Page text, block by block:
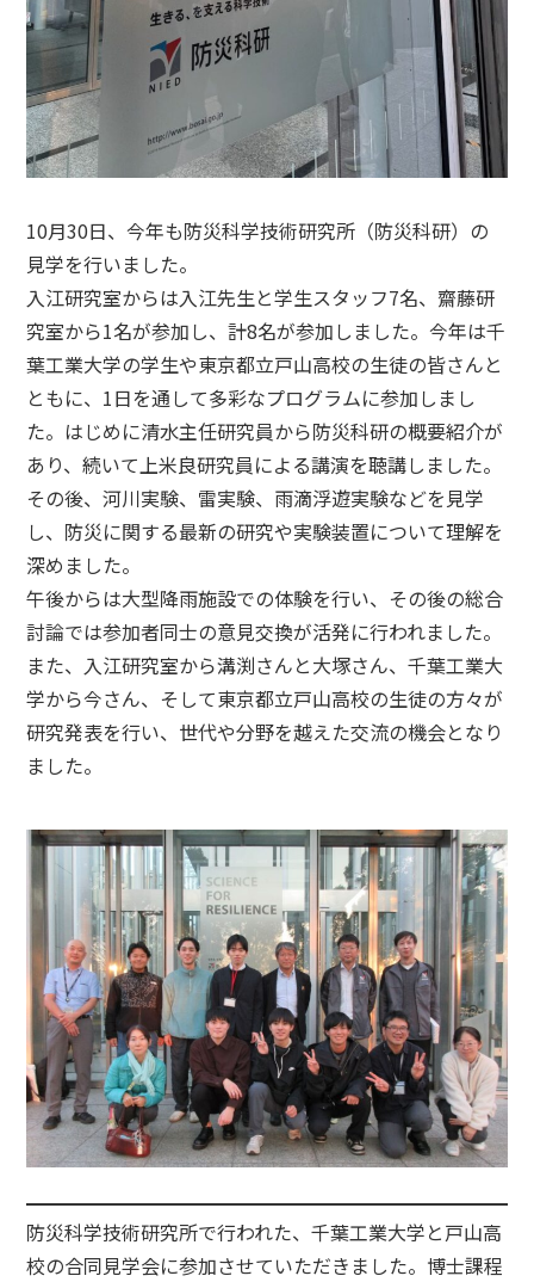
10月30日、今年も防災科学技術研究所（防災科研）の
見学を行いました。
入江研究室からは入江先生と学生スタッフ7名、齋藤研
究室から1名が参加し、計8名が参加しました。今年は千
葉工業大学の学生や東京都立戸山高校の生徒の皆さんと
ともに、1日を通して多彩なプログラムに参加しまし
た。はじめに清水主任研究員から防災科研の概要紹介が
あり、続いて上米良研究員による講演を聴講しました。
その後、河川実験、雷実験、雨滴浮遊実験などを見学
し、防災に関する最新の研究や実験装置について理解を
深めました。
午後からは大型降雨施設での体験を行い、その後の総合
討論では参加者同士の意見交換が活発に行われました。
また、入江研究室から溝渕さんと大塚さん、千葉工業大
学から今さん、そして東京都立戸山高校の生徒の方々が
研究発表を行い、世代や分野を越えた交流の機会となり
ました。
防災科学技術研究所で行われた、千葉工業大学と戸山高
校の合同見学会に参加させていただきました。博士課程